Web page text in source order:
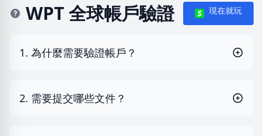
WPT 全球帳戶驗證 現在就玩
1. 為什麼需要驗證帳戶？
2. 需要提交哪些文件？